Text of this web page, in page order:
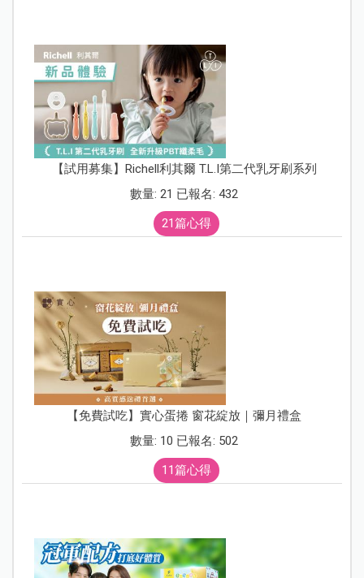
【試用募集】Richell利其爾 T.L.I第二代乳牙刷系列
數量: 21 已報名: 432
21篇心得
【免費試吃】實心蛋捲 窗花綻放｜彌月禮盒
數量: 10 已報名: 502
11篇心得